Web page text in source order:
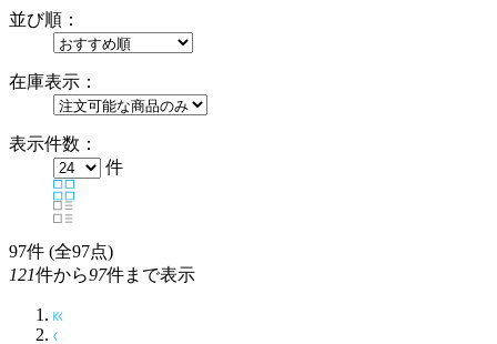
並び順：
在庫表示：
表示件数：
件
97件 (全97点)
121件から97件まで表示